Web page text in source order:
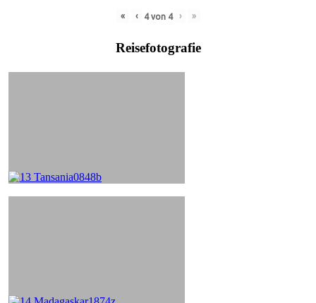
« ‹ 4von 4 › »
Reisefotografie